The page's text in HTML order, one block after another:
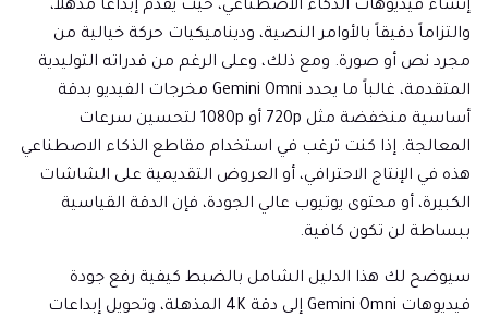
إنشاء فيديوهات الذكاء الاصطناعي، حيث يقدم إبداعاً مذهلاً،
والتزاماً دقيقاً بالأوامر النصية، وديناميكيات حركة خيالية من
مجرد نص أو صورة. ومع ذلك، وعلى الرغم من قدراته التوليدية
المتقدمة، غالباً ما يحدد Gemini Omni مخرجات الفيديو بدقة
أساسية منخفضة مثل 720p أو 1080p لتحسين سرعات
المعالجة. إذا كنت ترغب في استخدام مقاطع الذكاء الاصطناعي
هذه في الإنتاج الاحترافي، أو العروض التقديمية على الشاشات
الكبيرة، أو محتوى يوتيوب عالي الجودة، فإن الدقة القياسية
ببساطة لن تكون كافية.
سيوضح لك هذا الدليل الشامل بالضبط كيفية رفع جودة
فيديوهات Gemini Omni إلى دقة 4K المذهلة، وتحويل إبداعات